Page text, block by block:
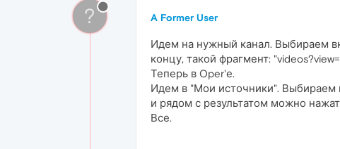
? A Former User
Идем на нужный канал. Выбираем
концу, такой фрагмент:
Теперь в Oper'е.
Идем в "Мои источники". Выбираем
и рядом с результатом можно
Все.